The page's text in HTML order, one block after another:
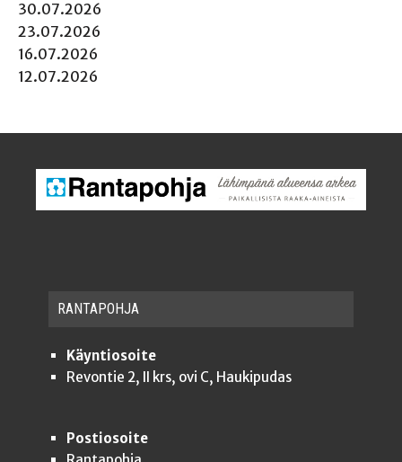
30.07.2026
23.07.2026
16.07.2026
12.07.2026
RAN­TA­POH­JA
Käyntiosoite
Revontie 2, II krs, ovi C, Haukipudas
Postiosoite